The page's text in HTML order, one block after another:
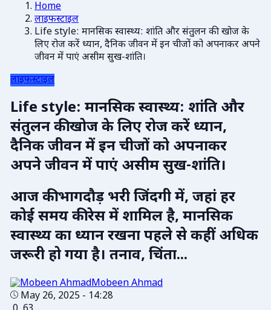
Home
लाइफस्टाइल
Life style: मानसिक स्वास्थ्य: शांति और संतुलन की खोज के
लिए रोज करें ध्यान, दैनिक जीवन में इन चीजों को अपनाकर अपने
जीवन में पाएं असीम सुख-शांति।
लाइफस्टाइल
Life style: मानसिक स्वास्थ्य: शांति और
संतुलन की खोज के लिए रोज करें ध्यान,
दैनिक जीवन में इन चीजों को अपनाकर
अपने जीवन में पाएं असीम सुख-शांति।
आज की भागदौड़ भरी जिंदगी में, जहां हर
कोई समय की रेस में शामिल है, मानसिक
स्वास्थ्य का ध्यान रखना पहले से कहीं अधिक
जरूरी हो गया है। तनाव, चिंता...
Mobeen Ahmad
May 26, 2025 - 14:28